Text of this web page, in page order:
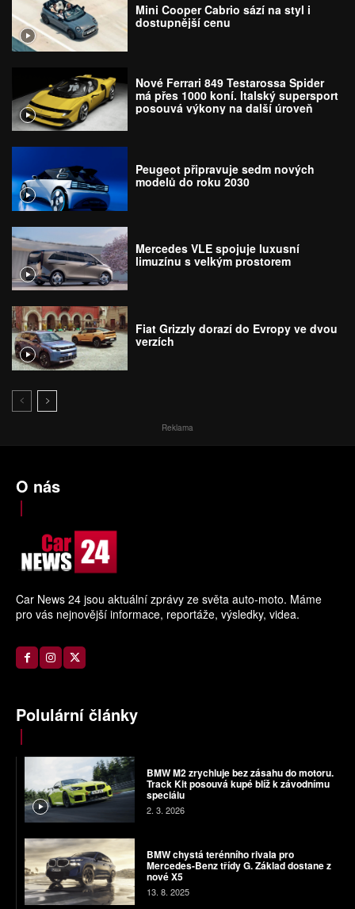
Mini Cooper Cabrio sází na styl i
dostupnější cenu
Nové Ferrari 849 Testarossa Spider
má přes 1000 koní. Italský supersport
posouvá výkony na další úroveň
Peugeot připravuje sedm nových
modelů do roku 2030
Mercedes VLE spojuje luxusní
limuzínu s velkým prostorem
Fiat Grizzly dorazí do Evropy ve dvou
verzích
Reklama
O nás
Car News 24 jsou aktuální zprávy ze světa auto-moto. Máme
pro vás nejnovější informace, reportáže, výsledky, videa.
Polulární články
BMW M2 zrychluje bez zásahu do motoru.
Track Kit posouvá kupé blíž k závodnímu
speciálu
2. 3. 2026
BMW chystá terénního rivala pro
Mercedes-Benz třídy G. Základ dostane z
nové X5
13. 8. 2025